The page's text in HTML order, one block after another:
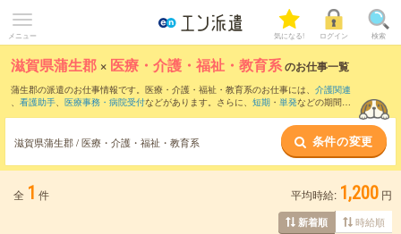
メニュー 気になる! ログイン 検索
滋賀県蒲生郡 × 医療・介護・福祉・教育系のお仕事一覧
蒲生郡の派遣のお仕事情報です。医療・介護・福祉・教育系のお仕事には、 介護関連
、 看護助手、 医療事務・病院受付などがあります。さらに、 短期 ・ 単発などの期間
滋賀県蒲生郡 / 医療・介護・福祉・教育系 条件の変更
全 1 件 平均時給: 1,200 円
新着順 時給順